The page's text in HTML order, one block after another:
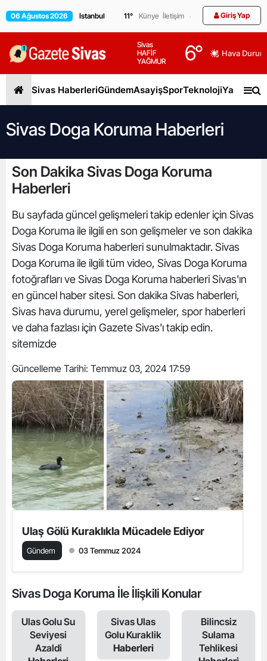
06 Ağustos 2026 11° Künye İletişim Giriş Yap
Sivas
HAFİF
YAĞMUR
6° Hava
Sivas HaberleriGündemAsayişSporTeknolojiYaşam
Sivas Doga Koruma Haberleri
Son Dakika Sivas Doga Koruma
Haberleri
Bu sayfada güncel gelişmeleri takip edenler için Sivas
Doga Koruma ile ilgili en son gelişmeler ve son dakika
Sivas Doga Koruma haberleri sunulmaktadır. Sivas
Doga Koruma ile ilgili tüm video, Sivas Doga Koruma
fotoğrafları ve Sivas Doga Koruma haberleri Sivas'ın
en güncel haber sitesi. Son dakika Sivas haberleri,
Sivas hava durumu, yerel gelişmeler, spor haberleri
ve daha fazlası için Gazete Sivas'ı takip edin.
sitemizde
Güncelleme Tarihi: Temmuz 03, 2024 17:59
Ulaş Gölü Kuraklıkla Mücadele Ediyor
Gündem 03 Temmuz 2024
Sivas Doga Koruma İle İlişkili Konular
Ulas Golu Su
Seviyesi
Azaldi
Sivas Ulas
Golu Kuraklik
Haberleri
Bilincsiz
Sulama
Tehlikesi